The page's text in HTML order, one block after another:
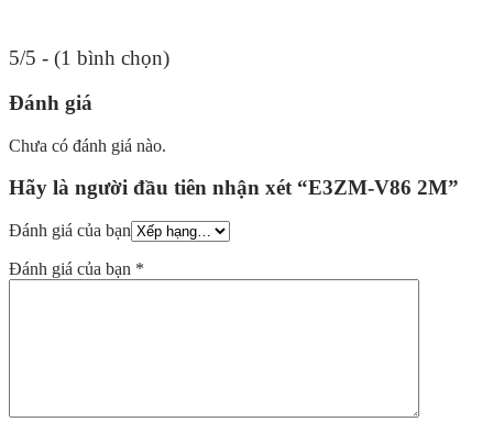
5/5 - (1 bình chọn)
Đánh giá
Chưa có đánh giá nào.
Hãy là người đầu tiên nhận xét “E3ZM-V86 2M”
Đánh giá của bạn
Đánh giá của bạn *